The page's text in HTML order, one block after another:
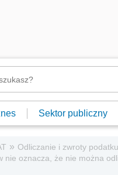
Sektor publiczny
» Odliczanie i zwroty podatku
oznacza, że nie można